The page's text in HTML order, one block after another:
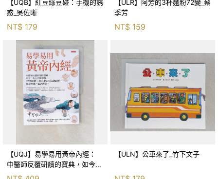
【UQB】紅豆綠豆碰：手機的誘
惑_吳佐晰
NT$ 179
【ULR】阿芳的3杯麵粉72變_蔡
季芳
NT$ 159
【UQJ】易學易用黃帝內經：
中醫師反覆研讀的寶典，如今一
般人也能實踐。12條經絡、365
【ULN】公車來了_竹下文子